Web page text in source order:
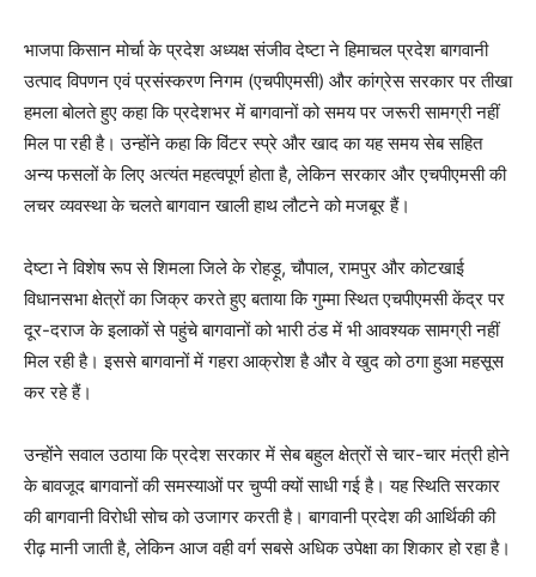
भाजपा किसान मोर्चा के प्रदेश अध्यक्ष संजीव देष्टा ने हिमाचल प्रदेश बागवानी
उत्पाद विपणन एवं प्रसंस्करण निगम (एचपीएमसी) और कांग्रेस सरकार पर तीखा
हमला बोलते हुए कहा कि प्रदेशभर में बागवानों को समय पर जरूरी सामग्री नहीं
मिल पा रही है। उन्होंने कहा कि विंटर स्प्रे और खाद का यह समय सेब सहित
अन्य फसलों के लिए अत्यंत महत्वपूर्ण होता है, लेकिन सरकार और एचपीएमसी की
लचर व्यवस्था के चलते बागवान खाली हाथ लौटने को मजबूर हैं।
देष्टा ने विशेष रूप से शिमला जिले के रोहड़ू, चौपाल, रामपुर और कोटखाई
विधानसभा क्षेत्रों का जिक्र करते हुए बताया कि गुम्मा स्थित एचपीएमसी केंद्र पर
दूर-दराज के इलाकों से पहुंचे बागवानों को भारी ठंड में भी आवश्यक सामग्री नहीं
मिल रही है। इससे बागवानों में गहरा आक्रोश है और वे खुद को ठगा हुआ महसूस
कर रहे हैं।
उन्होंने सवाल उठाया कि प्रदेश सरकार में सेब बहुल क्षेत्रों से चार-चार मंत्री होने
के बावजूद बागवानों की समस्याओं पर चुप्पी क्यों साधी गई है। यह स्थिति सरकार
की बागवानी विरोधी सोच को उजागर करती है। बागवानी प्रदेश की आर्थिकी की
रीढ़ मानी जाती है, लेकिन आज वही वर्ग सबसे अधिक उपेक्षा का शिकार हो रहा है।